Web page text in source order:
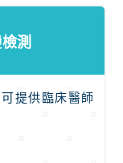
測
提供臨床醫師